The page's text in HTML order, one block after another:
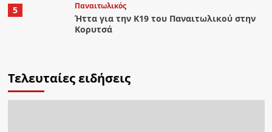
5 Παναιτωλικός
Ήττα για την Κ19 του Παναιτωλικού στην
Κορυτσά
Τελευταίες ειδήσεις